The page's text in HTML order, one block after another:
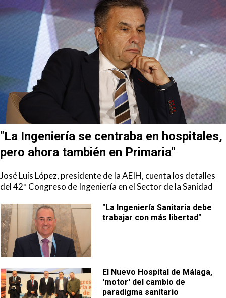
"La Ingeniería se centraba en hospitales,
pero ahora también en Primaria"
José Luis López, presidente de la AEIH, cuenta los detalles
del 42º Congreso de Ingeniería en el Sector de la Sanidad
"La Ingeniería Sanitaria debe
trabajar con más libertad"
El Nuevo Hospital de Málaga,
'motor' del cambio de
paradigma sanitario